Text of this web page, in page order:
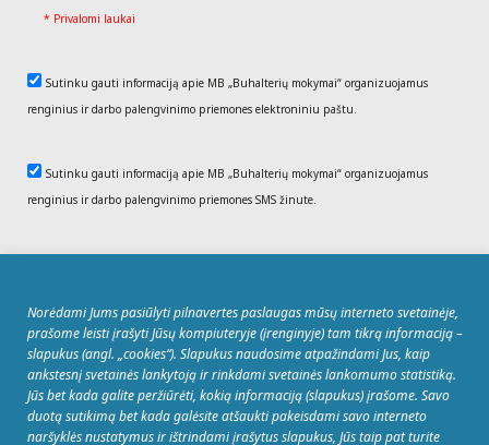
* Privalomi laukai
Sutinku gauti informaciją apie MB „Buhalterių mokymai“ organizuojamus
renginius ir darbo palengvinimo priemones elektroniniu paštu.
Sutinku gauti informaciją apie MB „Buhalterių mokymai“ organizuojamus
renginius ir darbo palengvinimo priemones SMS žinute.
© MB Buhalterių mokymai Sėlių g. 33, 08109
Norėdami Jums pasiūlyti pilnavertes paslaugas mūsų interneto svetainėje,
prašome leisti įrašyti Jūsų kompiuteryje (įrenginyje) tam tikrą informaciją –
slapukus (angl. „cookies“). Slapukus naudosime atpažindami Jus, kaip
ankstesnį svetainės lankytoją ir rinkdami svetainės lankomumo statistiką.
Jūs bet kada galite peržiūrėti, kokią informaciją (slapukus) įrašome. Savo
duotą sutikimą bet kada galėsite atšaukti pakeisdami savo interneto
naršyklės nustatymus ir ištrindami įrašytus slapukus, Jūs taip pat turite